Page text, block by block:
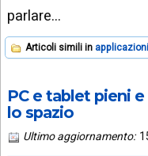
parlare…
Articoli simili in
PC e tablet pieni
lo spazio
Ultimo aggiornamento: